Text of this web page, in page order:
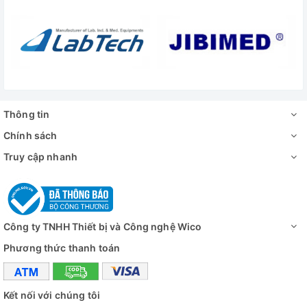
- Dải nhiệt độ điều khiển: -40 độ Ctới -86 độ C
- Chế độ rã Đông: thủ công
- Độ ồn: ≤ 50 dB (A)
- Khả năng làm lạnh tối đa: -86độ C
- Bước tăng nhiệt độ: 1 độ C
- Bộ điều khiển vi xử lý
Thông tin
Chính sách
Truy cập nhanh
Công ty TNHH Thiết bị và Công nghệ Wico
Phương thức thanh toán
Kết nối với chúng tôi